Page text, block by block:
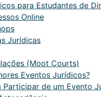
para Estudantes de
Online
Jurídicas
(Moot Courts)
Eventos Jurídicos?
Participar de um Evento